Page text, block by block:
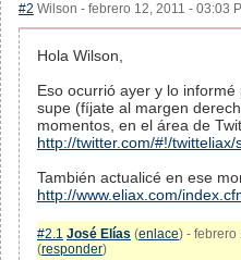
#2 Wilson - febrero 12, 2011 - 03:03
Hola Wilson,
Eso ocurrió ayer y lo
supe (fíjate al margen
momentos, en el área de
http://twitter.com/#!/
También actualicé en ese
http://www.eliax.com/
#2.1 José Elías (enlace) - febrero
(responder)